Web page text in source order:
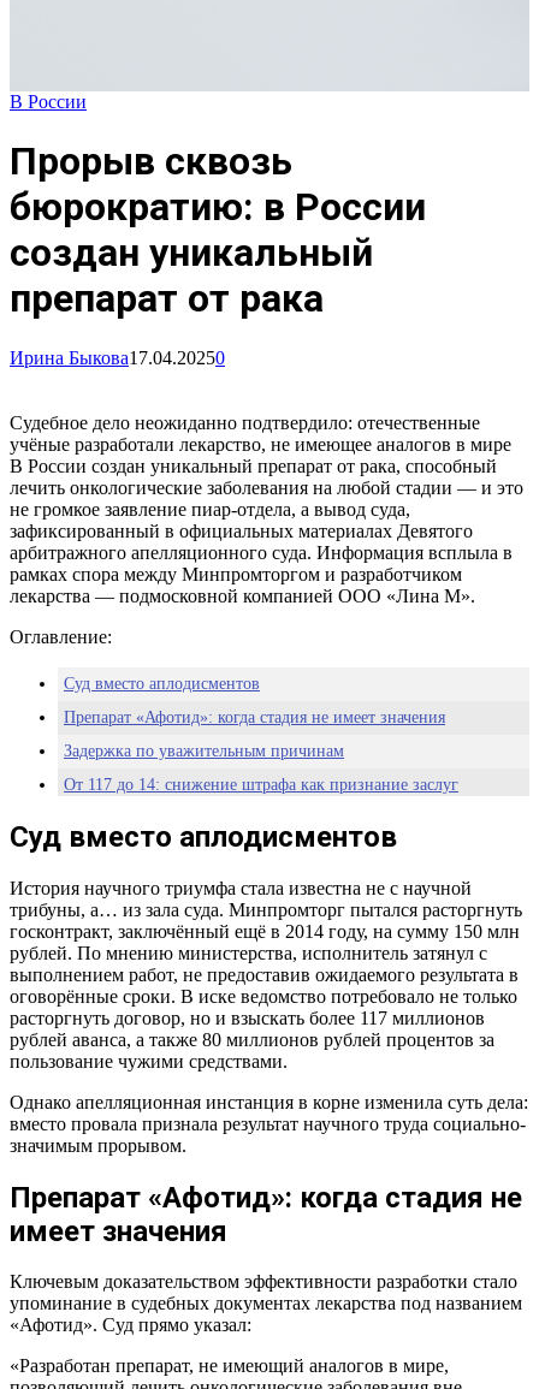
В России
Прорыв сквозь
бюрократию: в России
создан уникальный
препарат от рака
Ирина Быкова17.04.20250
Судебное дело неожиданно подтвердило: отечественные
учёные разработали лекарство, не имеющее аналогов в мире
В России создан уникальный препарат от рака, способный
лечить онкологические заболевания на любой стадии — и это
не громкое заявление пиар-отдела, а вывод суда,
зафиксированный в официальных материалах Девятого
арбитражного апелляционного суда. Информация всплыла в
рамках спора между Минпромторгом и разработчиком
лекарства — подмосковной компанией ООО «Лина М».
Оглавление:
Суд вместо аплодисментов
Препарат «Афотид»: когда стадия не имеет значения
Задержка по уважительным причинам
От 117 до 14: снижение штрафа как признание заслуг
Суд вместо аплодисментов
История научного триумфа стала известна не с научной
трибуны, а… из зала суда. Минпромторг пытался расторгнуть
госконтракт, заключённый ещё в 2014 году, на сумму 150 млн
рублей. По мнению министерства, исполнитель затянул с
выполнением работ, не предоставив ожидаемого результата в
оговорённые сроки. В иске ведомство потребовало не только
расторгнуть договор, но и взыскать более 117 миллионов
рублей аванса, а также 80 миллионов рублей процентов за
пользование чужими средствами.
Однако апелляционная инстанция в корне изменила суть дела:
вместо провала признала результат научного труда социально-
значимым прорывом.
Препарат «Афотид»: когда стадия не
имеет значения
Ключевым доказательством эффективности разработки стало
упоминание в судебных документах лекарства под названием
«Афотид». Суд прямо указал:
«Разработан препарат, не имеющий аналогов в мире,